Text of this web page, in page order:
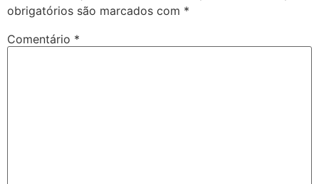
obrigatórios são marcados com *
Comentário *